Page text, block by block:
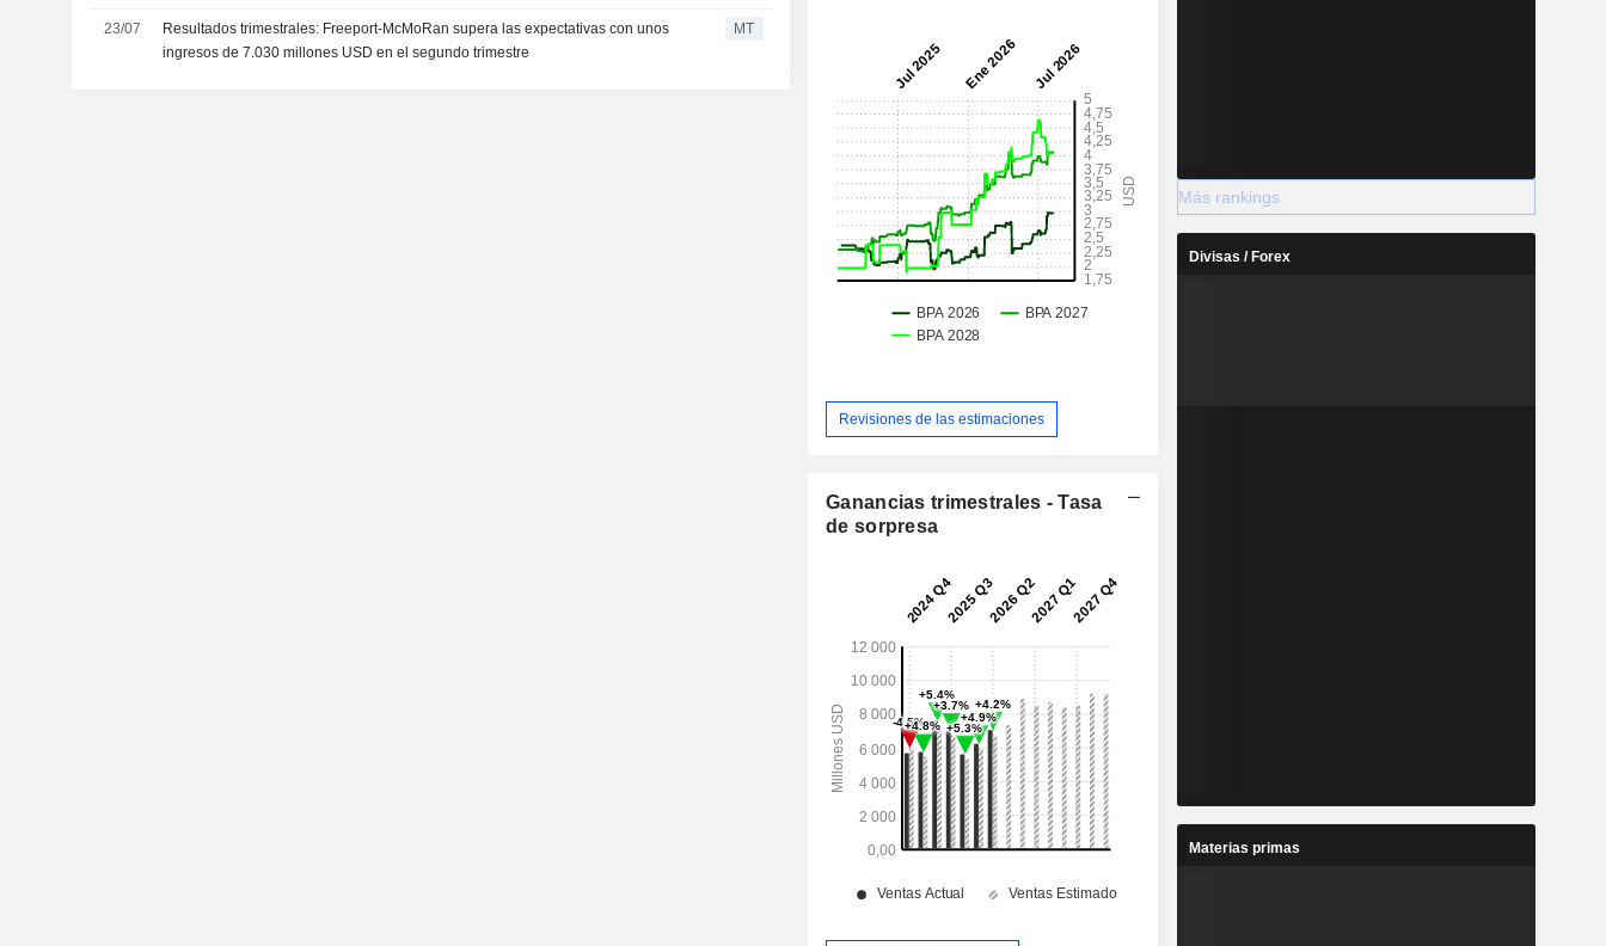
23/07
Resultados trimestrales: Freeport-McMoRan supera las expectativas con unos
ingresos de 7.030 millones USD en el segundo trimestre
MT
Revisiones de las estimaciones
Ganancias trimestrales - Tasa
de sorpresa
Más rankings
Divisas / Forex
Materias primas